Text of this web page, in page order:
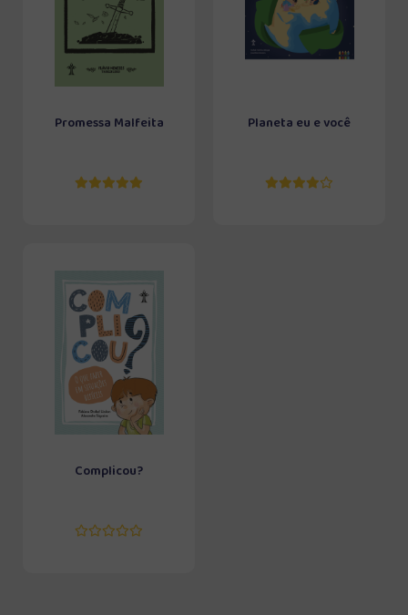
Promessa Malfeita Planeta eu e você
Complicou?